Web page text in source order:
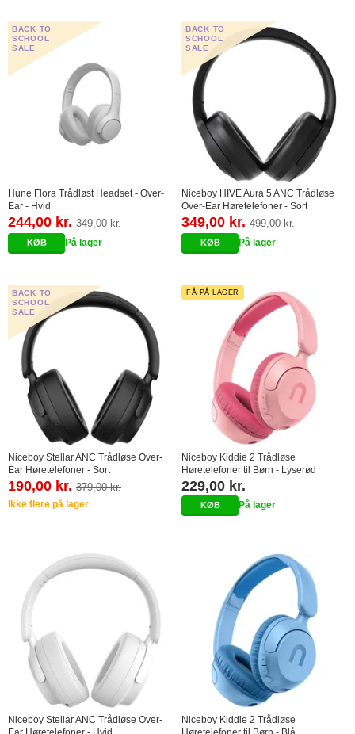
BACK TO
SCHOOL
SALE
Hune Flora Trådløst Headset - Over-
Ear - Hvid
244,00 kr. 349,00 kr.
På lager
BACK TO
SCHOOL
SALE
Niceboy HIVE Aura 5 ANC Trådløse
Over-Ear Høretelefoner - Sort
349,00 kr. 499,00 kr.
På lager
BACK TO
SCHOOL
SALE
Niceboy Stellar ANC Trådløse Over-
Ear Høretelefoner - Sort
190,00 kr. 379,00 kr.
Ikke flere på lager
FÅ PÅ LAGER
Niceboy Kiddie 2 Trådløse
Høretelefoner til Børn - Lyserød
229,00 kr.
På lager
Niceboy Stellar ANC Trådløse Over-
Niceboy Kiddie 2 Trådløse